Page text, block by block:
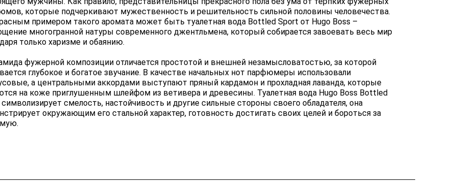
которые подчеркивают мужественность и решительность сильной половины человечества.
примером такого аромата может быть туалетная вода Bottled Sport от Hugo Boss –
многогранной натуры современного джентльмена, который собирается завоевать весь мир
только харизме и обаянию.
фужерной композиции отличается простотой и внешней незамысловатостью, за которой
глубокое и богатое звучание. В качестве начальных нот парфюмеры использовали
а центральными аккордами выступают пряный кардамон и прохладная лаванда, которые
на коже приглушенным шлейфом из ветивера и древесины. Туалетная вода Hugo Boss Bottled
смелость, настойчивость и другие сильные стороны своего обладателя, она
окружающим его стальной характер, готовность достигать своих целей и бороться за